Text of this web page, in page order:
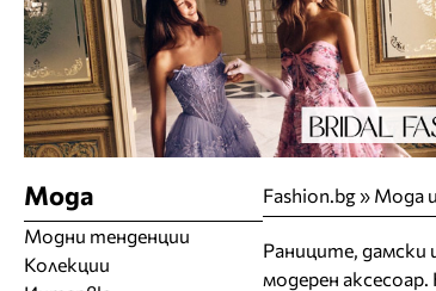
Fashion.bg» Мода
Раниците,
модерен
Мода
Модни тенденции
Колекции